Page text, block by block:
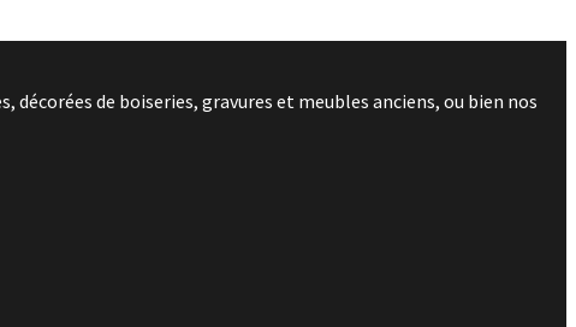
de boiseries, gravures et meubles anciens, ou bien nos